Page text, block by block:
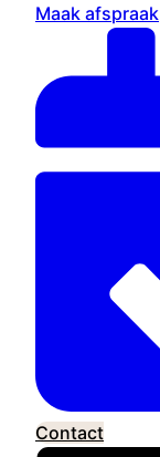
Maak afspraak
Contact